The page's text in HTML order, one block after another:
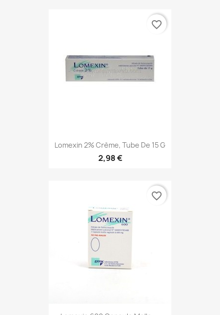
Lomexin 2% Crème, Tube De 15 G
2,98 €
favorite_border
favorite_border